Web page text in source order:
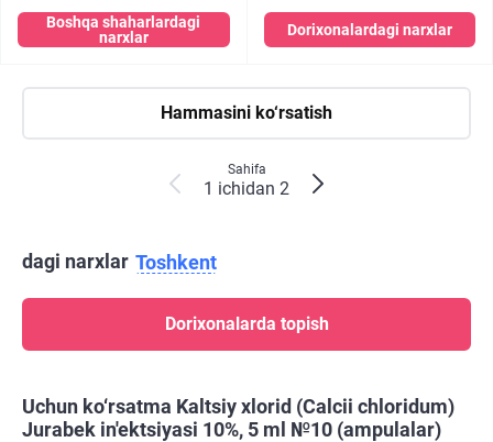
Boshqa shaharlardagi
narxlar
Dorixonalardagi narxlar
Hammasini ko‘rsatish
Sahifa
1 ichidan 2
dagi narxlar Toshkent
Dorixonalarda topish
Uchun ko‘rsatma Kaltsiy xlorid (Calcii chloridum)
Jurabek in'ektsiyasi 10%, 5 ml №10 (ampulalar)